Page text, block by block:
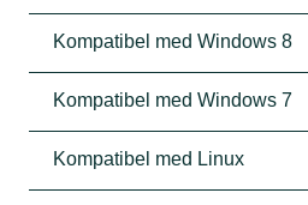
Kompatibel med Windows 8
Kompatibel med Windows 7
Kompatibel med Linux